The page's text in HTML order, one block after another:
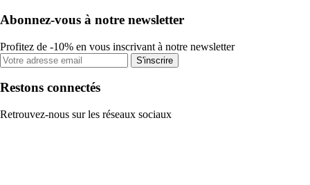
Abonnez-vous à notre newsletter
Profitez de -10% en vous inscrivant à notre newsletter
S'inscrire
Restons connectés
Retrouvez-nous sur les réseaux sociaux